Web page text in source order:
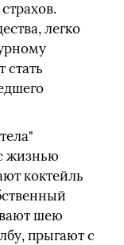
легко
стать
жизнью
коктейль
шею
прыгают с